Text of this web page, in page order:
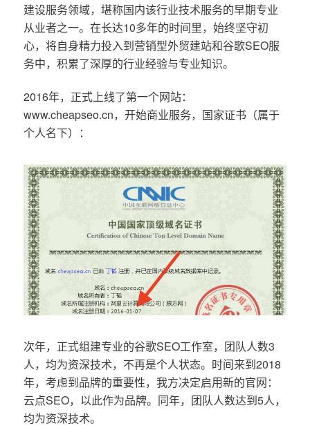
建设服务领域，堪称国内该行业技术服务的早期专业
从业者之一。在长达10多年的时间里，始终坚守初
心，将自身精力投入到营销型外贸建站和谷歌SEO服
务中，积累了深厚的行业经验与专业知识。
2016年，正式上线了第一个网站：
www.cheapseo.cn，开始商业服务，国家证书（属于
个人名下）：
次年，正式组建专业的谷歌SEO工作室，团队人数3
人，均为资深技术，不再是个人状态。时间来到2018
年，考虑到品牌的重要性，我方决定启用新的官网：
云点SEO，以此作为品牌。同年，团队人数达到5人，
均为资深技术。